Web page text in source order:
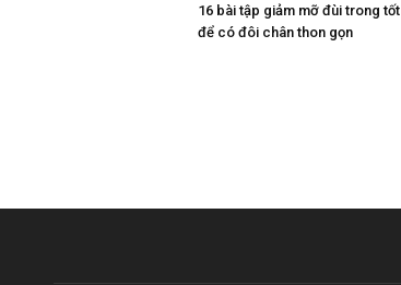
16 bài tập giảm mỡ đùi trong
để có đôi chân thon gọn